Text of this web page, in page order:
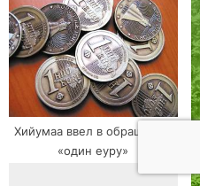
Хийумаа ввел в обращение
«один еуру»